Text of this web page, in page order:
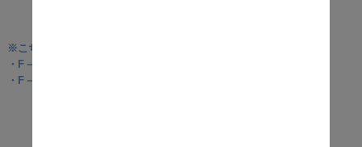
※こちらの商品は予約商品となります※
・F－グレー：8月上旬入荷予定
・F－ホワイト：8月上旬入荷予定